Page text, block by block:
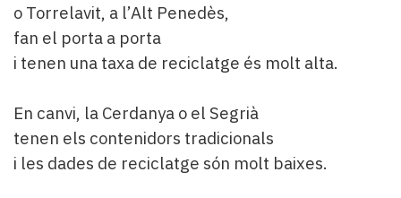
o Torrelavit, a l’Alt Penedès,
fan el porta a porta
i tenen una taxa de reciclatge és molt alta.
En canvi, la Cerdanya o el Segrià
tenen els contenidors tradicionals
i les dades de reciclatge són molt baixes.